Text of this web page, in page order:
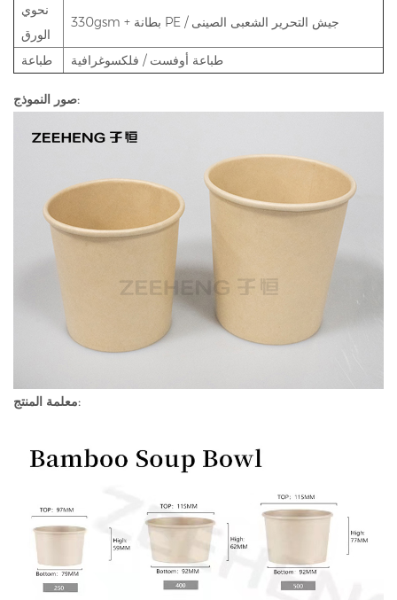
نحوي
الورق
330gsm + بطانة PE / جيش التحرير الشعبى الصينى
طباعة طباعة أوفست / فلكسوغرافية
صور النموذج:
معلمة المنتج: